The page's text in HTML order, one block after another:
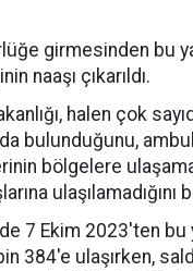
girmesinden bu
naaşı çıkarıldı.
halen çok
bulunduğunu,
bölgelere
ulaşılamadığını
7 Ekim 2023'ten bu
384'e ulaşırken,